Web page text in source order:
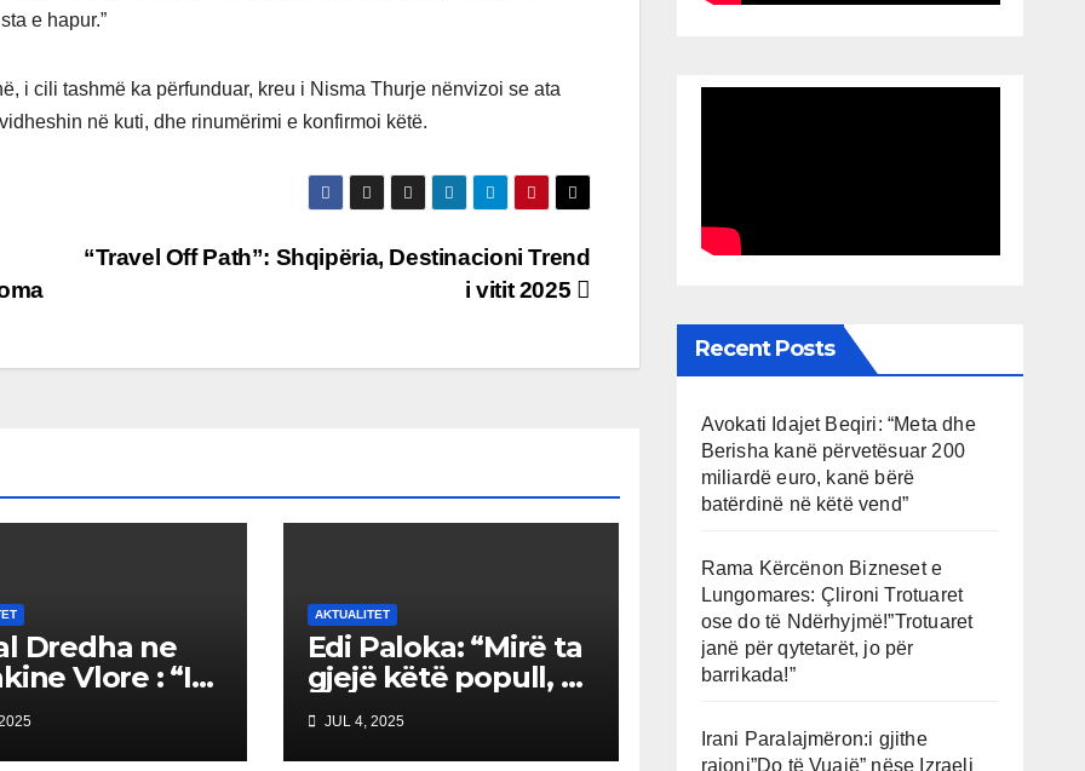
e hapur.”
i cili tashmë ka përfunduar, kreu i Nisma Thurje nënvizoi se ata
në kuti, dhe rinumërimi e konfirmoi këtë.
“Travel Off Path”: Shqipëria, Destinacioni Trend
i vitit 2025
Dredha ne
Vlore : “I
unë
AKTUALITET
Edi Paloka: “Mirë ta
gjejë këtë popull, se
vetë e votuan Edi
Ramën. Ç’kanë që
JUL 4, 2025
Recent Posts
Avokati Idajet Beqiri: “Meta dhe
Berisha kanë përvetësuar 200
miliardë euro, kanë bërë
batërdinë në këtë vend”
Rama Kërcënon Bizneset e
Lungomares: Çlironi Trotuaret
ose do të Ndërhyjmë!”Trotuaret
janë për qytetarët, jo për
barrikada!”
Irani Paralajmëron:i gjithe
rajoni”Do të Vuajë” nëse Izraeli